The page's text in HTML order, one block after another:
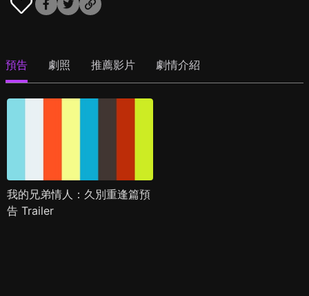
預告 劇照 推薦影片 劇情介紹
我的兄弟情人：久別重逢篇預
告 Trailer